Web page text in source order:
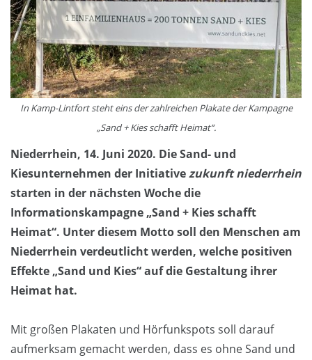
In Kamp-Lintfort steht eins der zahlreichen Plakate der Kampagne
„Sand + Kies schafft Heimat“.
Niederrhein, 14. Juni 2020. Die Sand- und
Kiesunternehmen der Initiativezukunft niederrhein
starten in der nächsten Woche die
Informationskampagne „Sand + Kies schafft
Heimat“. Unter diesem Motto soll den Menschen am
Niederrhein verdeutlicht werden, welche positiven
Effekte „Sand und Kies“ auf die Gestaltung ihrer
Heimat hat.
Mit großen Plakaten und Hörfunkspots soll darauf
aufmerksam gemacht werden, dass es ohne Sand und